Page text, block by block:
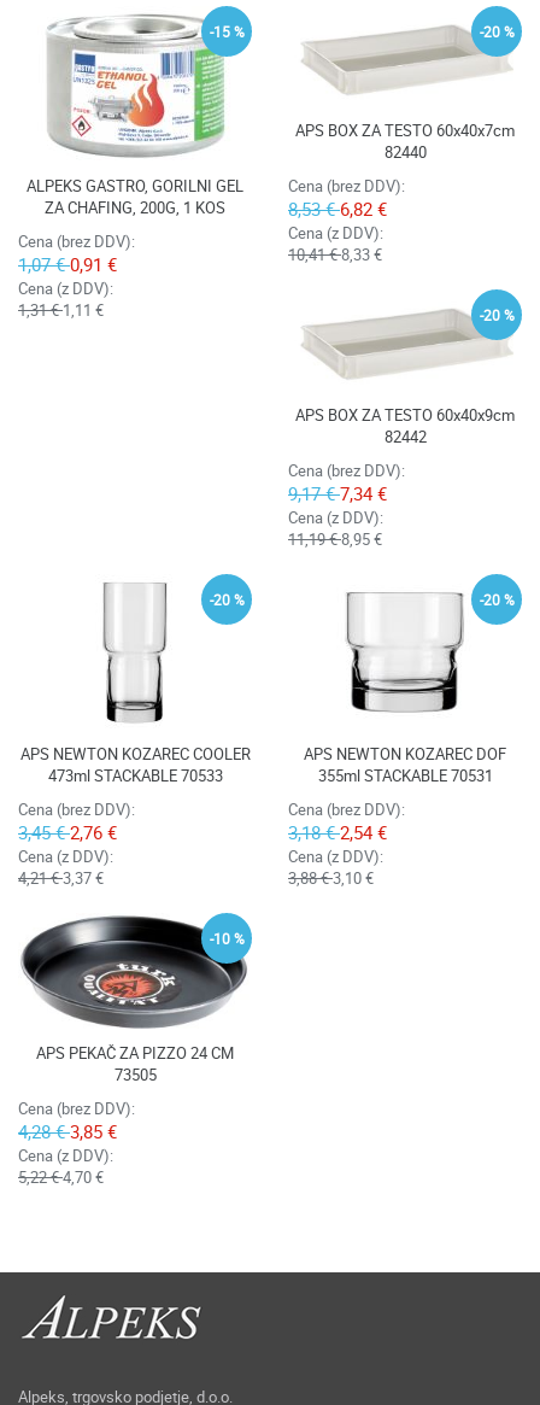
-15 %
ALPEKS GASTRO, GORILNI GEL
ZA CHAFING, 200G, 1 KOS
Cena (brez DDV):
1,07 €0,91 €
Cena (z DDV):
1,31 €1,11 €
-20 %
APS BOX ZA TESTO 60x40x7cm
82440
Cena (brez DDV):
8,53 €6,82 €
Cena (z DDV):
10,41 €8,33 €
-20 %
APS BOX ZA TESTO 60x40x9cm
82442
Cena (brez DDV):
9,17 €7,34 €
Cena (z DDV):
11,19 €8,95 €
-20 %
APS NEWTON KOZAREC COOLER
473ml STACKABLE 70533
Cena (brez DDV):
3,45 €2,76 €
Cena (z DDV):
4,21 €3,37 €
-20 %
APS NEWTON KOZAREC DOF
355ml STACKABLE 70531
Cena (brez DDV):
3,18 €2,54 €
Cena (z DDV):
3,88 €3,10 €
-10 %
APS PEKAČ ZA PIZZO 24 CM
73505
Cena (brez DDV):
4,28 €3,85 €
Cena (z DDV):
5,22 €4,70 €
Alpeks, trgovsko podjetje, d.o.o.